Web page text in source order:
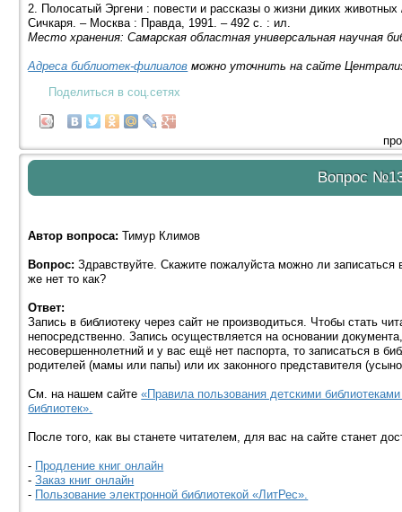
2. Полосатый Эргени : повести и рассказы о жизни диких
Сичкаря. – Москва : Правда, 1991. – 492 с. : ил.
Место хранения: Самарская областная универсальная научная
Адреса библиотек-филиалов можно уточнить на сайте
Поделиться в соц.сетях
Вопрос
Автор вопроса: Тимур Климов
Вопрос: Здравствуйте. Скажите пожалуйста можно ли
же нет то как?
Ответ:
Запись в библиотеку через сайт не производиться. Чтобы стать
непосредственно. Запись осуществляется на основании
несовершеннолетний и у вас ещё нет паспорта, то записаться в
родителей (мамы или папы) или их законного представителя
См. на нашем сайте«Правила пользования детскими
библиотек».
После того, как вы станете читателем, для вас на сайте станет
- Продление книг онлайн
-Заказ книг онлайн
- Пользование электронной библиотекой «ЛитРес».